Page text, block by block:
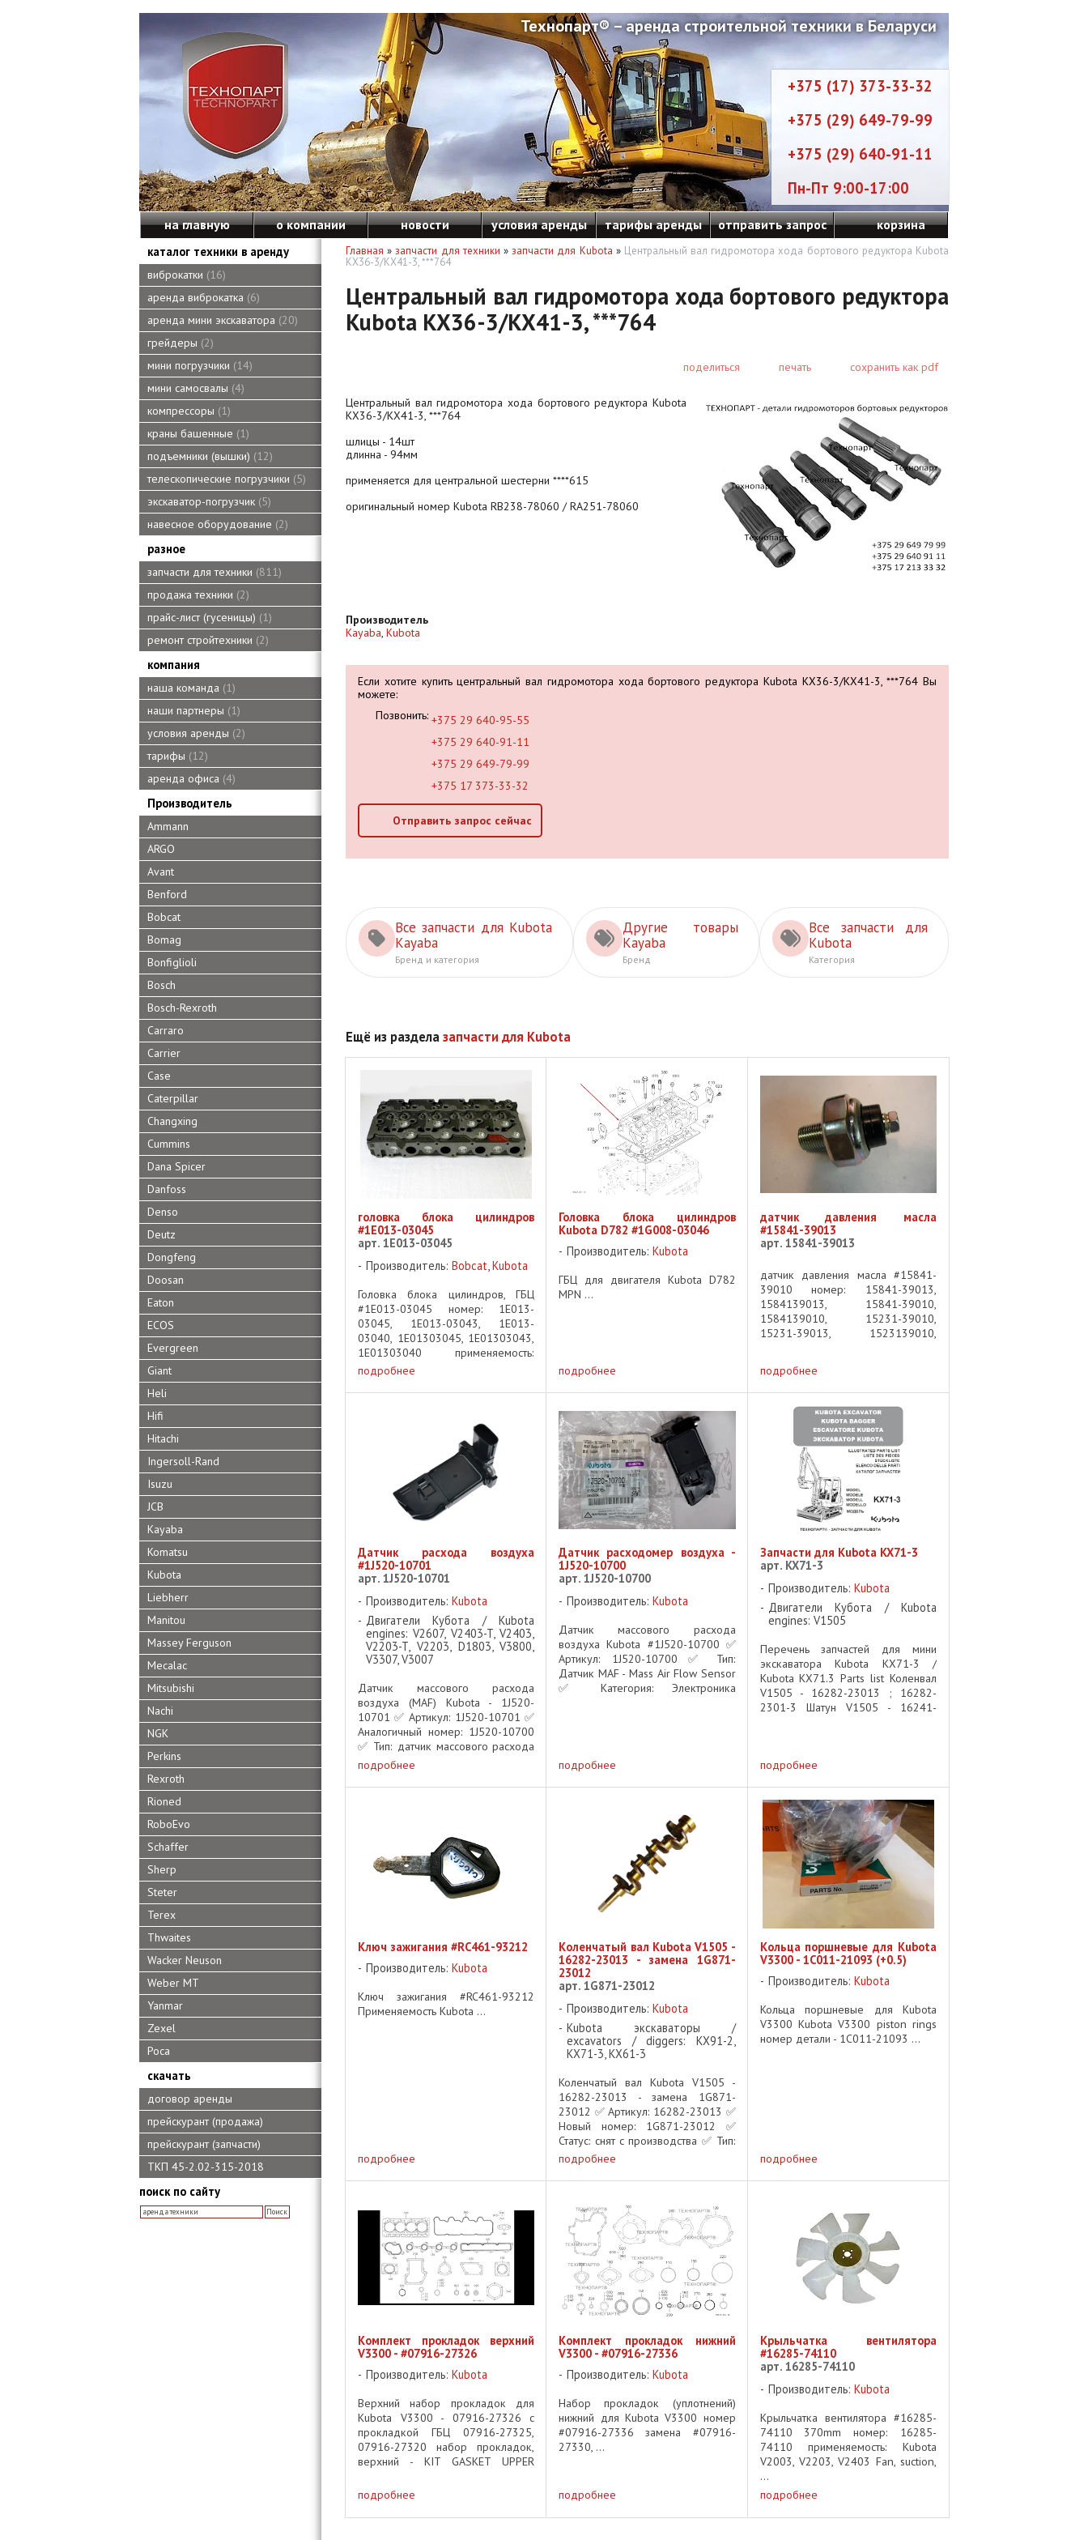
Технопарт® – аренда строительной техники в Беларуси
+375 (17) 373-33-32
+375 (29) 649-79-99
+375 (29) 640-91-11
Пн-Пт 9:00-17:00
на главную о компании новости условия аренды тарифы аренды отправить запрос корзина
каталог техники в аренду
виброкатки
16
аренда виброкатка 6
аренда мини экскаватора 20
грейдеры 2
мини погрузчики
14
мини самосвалы 4
компрессоры
1
краны башенные
1
подъемники (вышки)
12
телескопические погрузчики 5
экскаватор-погрузчик 5
навесное оборудование 2
разное
запчасти для техники 811
продажа техники 2
прайс-лист (гусеницы)
1
ремонт стройтехники 2
компания
наша команда
1
наши партнеры
1
условия аренды 2
тарифы
12
аренда офиса 4
Производитель
Ammann
ARGO
Avant
Benford
Bobcat
Bomag
Bonfiglioli
Bosch
Bosch-Rexroth
Carraro
Carrier
Case
Caterpillar
Changxing
Cummins
Dana Spicer
Danfoss
Denso
Deutz
Dongfeng
Doosan
Eaton
ECOS
Evergreen
Giant
Heli
Hifi
Hitachi
Ingersoll-Rand
Isuzu
JCB
Kayaba
Komatsu
Kubota
Liebherr
Manitou
Massey Ferguson
Mecalac
Mitsubishi
Nachi
NGK
Perkins
Rexroth
Rioned
RoboEvo
Schaffer
Sherp
Steter
Terex
Thwaites
Wacker Neuson
Weber MT
Yanmar
Zexel
Роса
скачать
договор аренды
прейскурант (продажа)
прейскурант (запчасти)
ТКП 45-2.02-315-2018
поиск по сайту
Главная » запчасти для техники » запчасти для Kubota » Центральный вал гидромотора хода бортового редуктора Kubota
KX36-3/KX41-3, ***764
Центральный вал гидромотора хода бортового редуктора
Kubota KX36-3/KX41-3, ***764
поделиться печать сохранить как pdf
Центральный вал гидромотора хода бортового редуктора Kubota
KX36-3/KX41-3, ***764
шлицы - 14шт
длинна - 94мм
применяется для центральной шестерни ****615
оригинальный номер Kubota RB238-78060 / RA251-78060
Производитель
Kayaba, Kubota
Если хотите купить центральный вал гидромотора хода бортового редуктора Kubota KX36-3/KX41-3, ***764 Вы
можете:
Позвонить: +375 29 640-95-55
+375 29 640-91-11
+375 29 649-79-99
+375 17 373-33-32
Отправить запрос сейчас
Все запчасти для Kubota
Kayaba
Бренд и категория
Другие товары
Kayaba
Бренд
Все запчасти для
Kubota
Категория
Ещё из разделазапчасти для Kubota
головка блока цилиндров
#1E013-03045
арт. 1E013-03045
Производитель: Bobcat Kubota
Головка блока цилиндров, ГБЦ
#1E013-03045 номер: 1E013-
03045, 1E013-03043, 1E013-
03040, 1E01303045, 1E01303043,
1E01303040 применяемость:
Kubota V2003, V2003T, Bobcat
S160, S175, S185, T140, T190 ...
подробнее
Головка блока цилиндров
Kubota D782 #1G008-03046
Производитель:Kubota
ГБЦ для двигателя Kubota D782
MPN ...
подробнее
датчик давления масла
#15841-39013
арт. 15841-39013
датчик давления масла #15841-
39010 номер: 15841-39013,
1584139013, 15841-39010,
1584139010, 15231-39010,
15231-39013, 1523139010,
подробнее
Датчик расхода воздуха
#1J520-10701
арт. 1J520-10701
Производитель: Kubota
Двигатели Кубота / Kubota
engines: V2607, V2403-T, V2403,
V2203-T, V2203, D1803, V3800,
V3307, V3007
Датчик массового расхода
воздуха (MAF) Kubota - 1J520-
10701 ✅ Артикул: 1J520-10701 ✅
Аналогичный номер: 1J520-10700
✅ Тип: датчик массового расхода
воздуха (MAF - Mass Air Flow
Sensor) ✅ Категория:
Электрооборудование двигателя -
подробнее
Датчик расходомер воздуха -
1J520-10700
арт. 1J520-10700
Производитель:Kubota
Датчик массового расхода
воздуха Kubota #1J520-10700 ✅
Артикул: 1J520-10700 ✅ Тип:
Датчик MAF - Mass Air Flow Sensor
✅ Категория: Электроника
подробнее
Запчасти для Kubota KX71-3
арт. KX71-3
Производитель: Kubota
Двигатели Кубота / Kubota
engines: V1505
Перечень запчастей для мини
экскаватора Kubota KX71-3 /
Kubota KX71.3 Parts list Коленвал
V1505 - 16282-23013 ; 16282-
2301-3 Шатун V1505 - 16241-
16060-21110 ; ...
подробнее
Ключ зажигания #RC461-93212
Производитель: Kubota
Ключ зажигания #RC461-93212
Применяемость Kubota ...
подробнее
Коленчатый вал Kubota V1505 -
16282-23013 - замена 1G871-
23012
арт. 1G871-23012
Производитель:Kubota
Kubota экскаваторы /
excavators / diggers: KX91-2,
KX71-3, KX61-3
Коленчатый вал Kubota V1505 -
16282-23013 - замена 1G871-
23012 ✅ Артикул: 16282-23013 ✅
Новый номер: 1G871-23012 ✅
Статус: снят с производства ✅ Тип:
коленчатый вал (CRANKSHAFT,
COMP) ✅ Двигатель: Kubota V1505
/ V1505-T ✅ Вес: 11.02 кг
подробнее
Кольца поршневые для Kubota
V3300 - 1C011-21093 (+0.5)
Производитель: Kubota
Кольца поршневые для Kubota
V3300 Kubota V3300 piston rings
номер детали - 1C011-21093 ...
подробнее
Комплект прокладок верхний
V3300 - #07916-27326
Производитель: Kubota
Верхний набор прокладок для
Kubota V3300 - 07916-27326 с
прокладкой ГБЦ 07916-27325,
07916-27320 набор прокладок,
верхний - KIT GASKET UPPER
верх 07916-27326 KIT
GASKET(U)V3300 - замена #07916-
27326 07916-27327 замена ...
подробнее
Комплект прокладок нижний
V3300 - #07916-27336
Производитель:Kubota
Набор прокладок (уплотнений)
нижний для Kubota V3300 номер
#07916-27336 замена #07916-
27330, ...
подробнее
Крыльчатка вентилятора
#16285-74110
арт. 16285-74110
Производитель: Kubota
Крыльчатка вентилятора #16285-
74110 370mm номер: 16285-
74110 применяемость: Kubota
V2003, V2203, V2403 Fan, suction,
...
подробнее